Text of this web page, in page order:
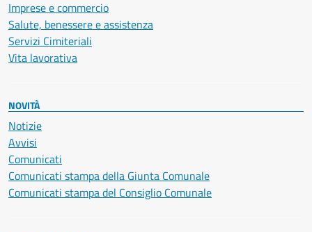
Imprese e commercio
Salute, benessere e assistenza
Servizi Cimiteriali
Vita lavorativa
NOVITÀ
Notizie
Avvisi
Comunicati
Comunicati stampa della Giunta Comunale
Comunicati stampa del Consiglio Comunale